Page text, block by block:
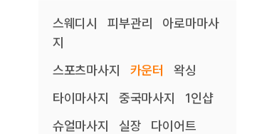
스웨디시 피부관리
아로마마사
지
스포츠마사지
카운터
왁싱
타이마사지
중국마사지
1인샵
슈얼마사지
실장 다이어트